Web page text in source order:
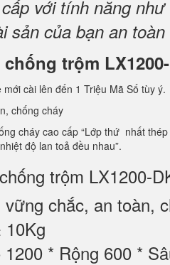
với tính năng
sản của bạn an
trộm
cài lên đến 1 Triệu Mã Số tùy ý.
chống cháy
cháy cao cấp “Lớp thứ nhất
độ lan toả đều nhau”.
trộm LX1200-
chắc, an toàn,
10Kg
* Rộng 600 *